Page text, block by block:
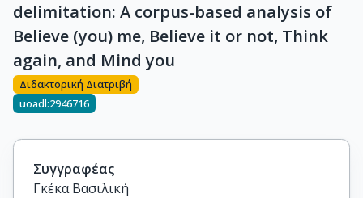
delimitation: A corpus-based analysis of
Believe (you) me, Believe it or not, Think
again, and Mind you
Διδακτορική Διατριβή
uoadl:2946716
Συγγραφέας
Γκέκα Βασιλική